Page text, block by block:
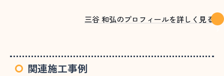
三谷 和弘のプロフィールを詳しく見る
関連施工事例